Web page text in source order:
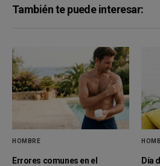
También te puede interesar:
HOMBRE
Errores comunes en el
Día